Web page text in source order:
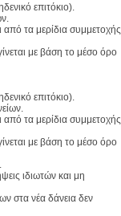
επιτόκιο).
τα μερίδια συμμετοχής
με βάση το μέσο όρο
επιτόκιο).
τα μερίδια συμμετοχής
με βάση το μέσο όρο
ιδιωτών και μη
στα νέα δάνεια δεν